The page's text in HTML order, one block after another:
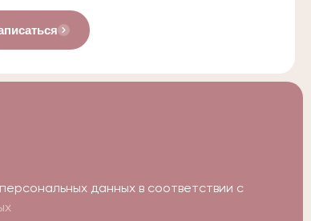
данных в соответствии с